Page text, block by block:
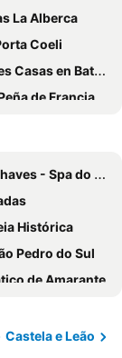
La Alberca
Coeli
en Batuecas
de Francia
- Spa do Imperador
Histórica
Pedro do Sul
de Amarante
da Albufeira do Azibo
Castela e Leão